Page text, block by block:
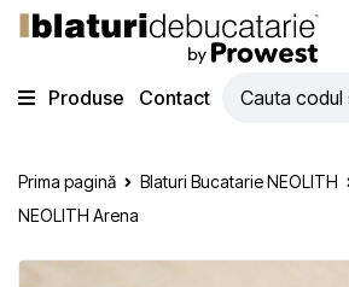
Produse Contact
Prima pagină Blaturi Bucatarie NEOLITH
NEOLITH Arena